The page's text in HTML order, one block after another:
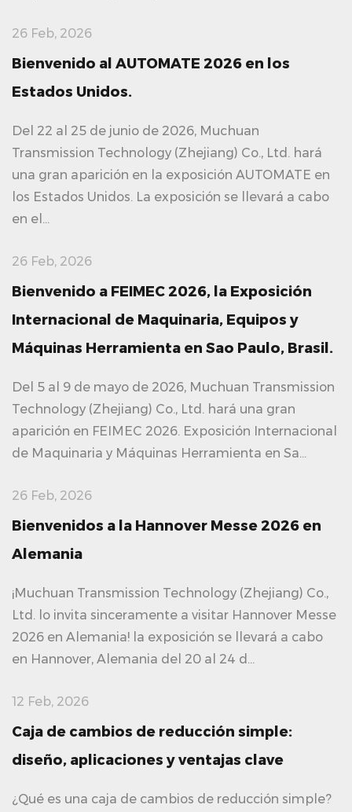
26 Feb, 2026
Bienvenido al AUTOMATE 2026 en los
Estados Unidos.
Del 22 al 25 de junio de 2026, Muchuan
Transmission Technology (Zhejiang) Co., Ltd. hará
una gran aparición en la exposición AUTOMATE en
los Estados Unidos. La exposición se llevará a cabo
en el...
26 Feb, 2026
Bienvenido a FEIMEC 2026, la Exposición
Internacional de Maquinaria, Equipos y
Máquinas Herramienta en Sao Paulo, Brasil.
Del 5 al 9 de mayo de 2026, Muchuan Transmission
Technology (Zhejiang) Co., Ltd. hará una gran
aparición en FEIMEC 2026. Exposición Internacional
de Maquinaria y Máquinas Herramienta en Sa...
26 Feb, 2026
Bienvenidos a la Hannover Messe 2026 en
Alemania
¡Muchuan Transmission Technology (Zhejiang) Co.,
Ltd. lo invita sinceramente a visitar Hannover Messe
2026 en Alemania! la exposición se llevará a cabo
en Hannover, Alemania del 20 al 24 d...
12 Feb, 2026
Caja de cambios de reducción simple:
diseño, aplicaciones y ventajas clave
¿Qué es una caja de cambios de reducción simple?